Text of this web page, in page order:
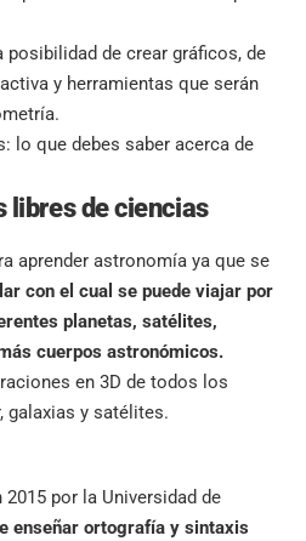
de crear gráficos, de
y herramientas que serán
lo que debes saber acerca de
libres de ciencias
aprender astronomía ya que se
con el cual se puede viajar por
planetas, satélites,
cuerpos astronómicos.
en 3D de todos los
galaxias y satélites.
2015 por la Universidad de
enseñar ortografía y sintaxis